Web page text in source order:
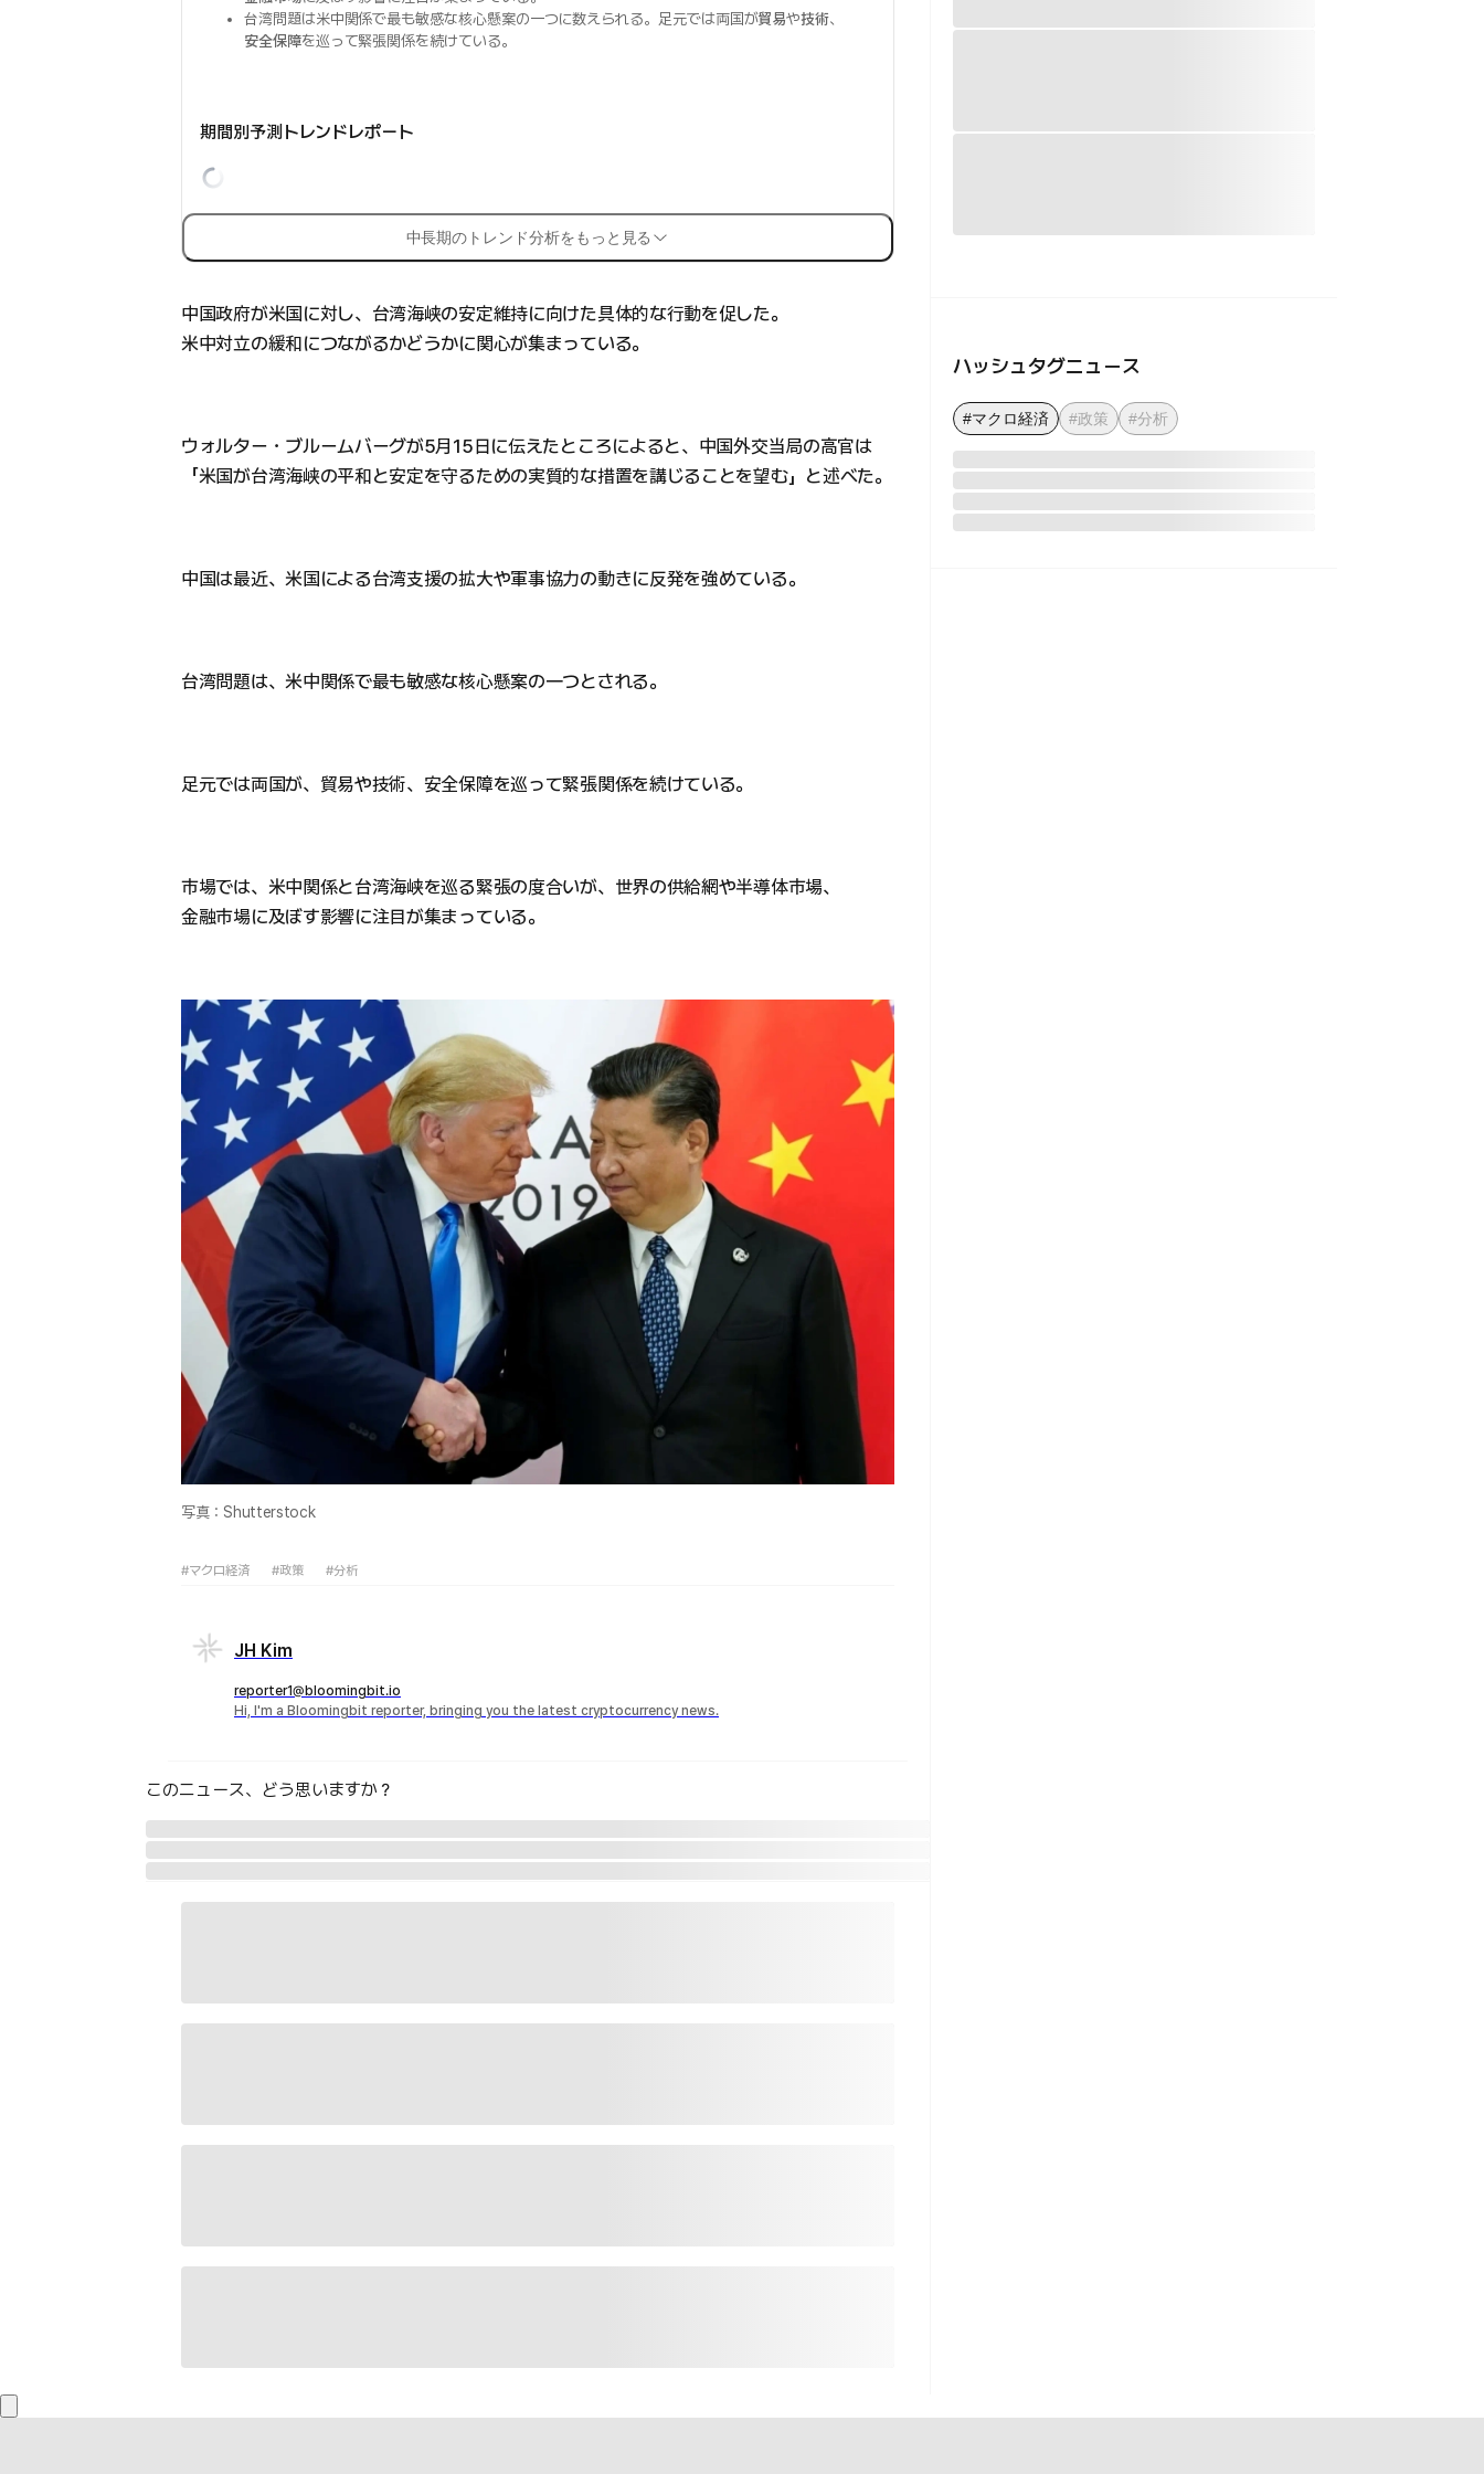
台湾問題は米中関係で最も敏感な核心懸案の一つに数えられる。足元では両国が貿易や技術、
安全保障を巡って緊張関係を続けている。
期間別予測トレンドレポート
中長期のトレンド分析をもっと見る
中国政府が米国に対し、台湾海峡の安定維持に向けた具体的な行動を促した。
米中対立の緩和につながるかどうかに関心が集まっている。
ウォルター・ブルームバーグが5月15日に伝えたところによると、中国外交当局の高官は
「米国が台湾海峡の平和と安定を守るための実質的な措置を講じることを望む」と述べた。
中国は最近、米国による台湾支援の拡大や軍事協力の動きに反発を強めている。
台湾問題は、米中関係で最も敏感な核心懸案の一つとされる。
足元では両国が、貿易や技術、安全保障を巡って緊張関係を続けている。
市場では、米中関係と台湾海峡を巡る緊張の度合いが、世界の供給網や半導体市場、
金融市場に及ぼす影響に注目が集まっている。
写真：Shutterstock
#マクロ経済 #政策 #分析
JH Kim
reporter1@bloomingbit.io
Hi, I'm a Bloomingbit reporter, bringing you the latest cryptocurrency news.
このニュース、どう思いますか？
ハッシュタグニュース
#マクロ経済 #政策 #分析